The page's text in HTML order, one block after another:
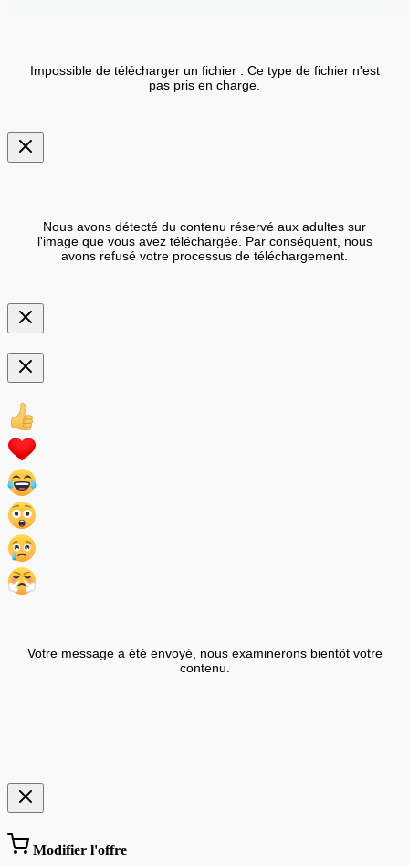
Impossible de télécharger un fichier : Ce type de fichier n'est
pas pris en charge.
Nous avons détecté du contenu réservé aux adultes sur
l'image que vous avez téléchargée. Par conséquent, nous
avons refusé votre processus de téléchargement.
Votre message a été envoyé, nous examinerons bientôt votre
contenu.
Modifier l'offre